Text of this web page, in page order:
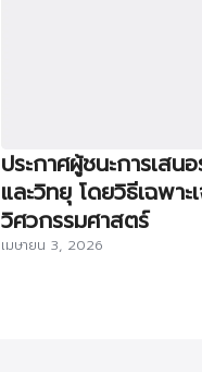
ประกาศผู้ชนะการเส
และวิทยุ โดยวิธีเฉพา
วิศวกรรมศาสตร์
เมษายน 3, 2026